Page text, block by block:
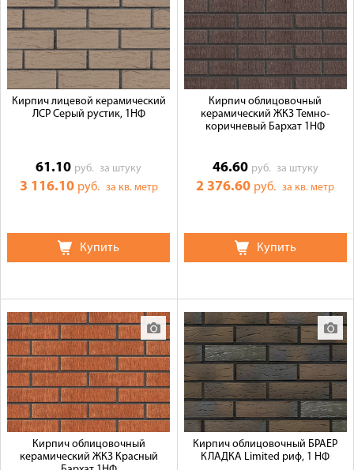
Кирпич лицевой керамический
ЛСР Серый рустик, 1НФ
61.10 руб.за штуку
3 116.10 руб. за кв. метр
Купить
Кирпич облицовочный
керамический ЖКЗ Темно-
коричневый Бархат 1НФ
46.60 руб. за штуку
2 376.60 руб.за кв. метр
Купить
Кирпич облицовочный
керамический ЖКЗ Красный
Кирпич облицовочный БРАЕР
КЛАДКА Limited риф, 1 НФ